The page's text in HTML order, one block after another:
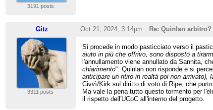
3191 posts
Gitz Oct 21, 2024; 3:14pm Re: Quinlan arbitro?
3311 posts
Si procede in modo pasticciato verso il
aiuto in più che offrivo, sono disposto a
l'annullamento viene annullato da Sannita,
chiarimento". Quinlan non risponde e si
anticipare un ritiro in realtà poi non arrivato),
Civvì/Kirk sul diritto di voto di Ripe, che
Ma vale la pena tutto questo tormento per
il rispetto dell'UCoC all'interno del progetto.